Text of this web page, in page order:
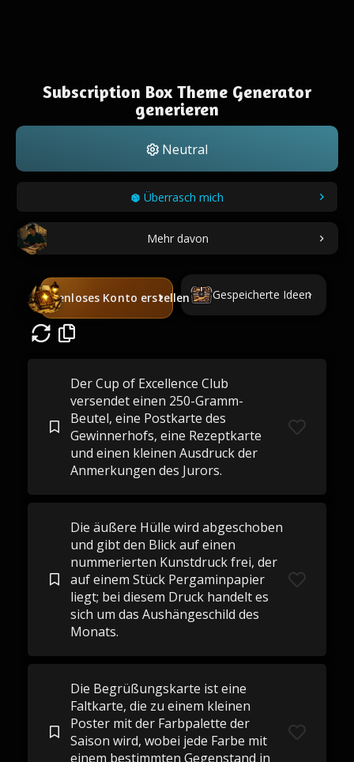
Subscription Box Theme Generator
generieren
Neutral
Überrasch mich
Mehr davon
Kostenloses Konto erstellen Gespeicherte Ideen
Der Cup of Excellence Club
versendet einen 250-Gramm-
Beutel, eine Postkarte des
Gewinnerhofs, eine Rezeptkarte
und einen kleinen Ausdruck der
Anmerkungen des Jurors.
Die äußere Hülle wird abgeschoben
und gibt den Blick auf einen
nummerierten Kunstdruck frei, der
auf einem Stück Pergaminpapier
liegt; bei diesem Druck handelt es
sich um das Aushängeschild des
Monats.
Die Begrüßungskarte ist eine
Faltkarte, die zu einem kleinen
Poster mit der Farbpalette der
Saison wird, wobei jede Farbe mit
einem bestimmten Gegenstand in